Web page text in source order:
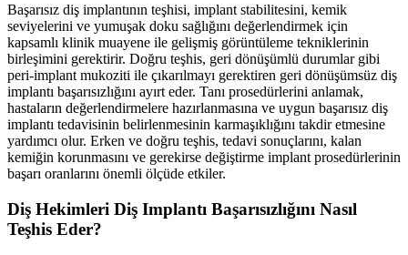
Başarısız diş implantının teşhisi, implant stabilitesini, kemik
seviyelerini ve yumuşak doku sağlığını değerlendirmek için
kapsamlı klinik muayene ile gelişmiş görüntüleme tekniklerinin
birleşimini gerektirir. Doğru teşhis, geri dönüşümlü durumlar gibi
peri-implant mukoziti ile çıkarılmayı gerektiren geri dönüşümsüz diş
implantı başarısızlığını ayırt eder. Tanı prosedürlerini anlamak,
hastaların değerlendirmelere hazırlanmasına ve uygun başarısız diş
implantı tedavisinin belirlenmesinin karmaşıklığını takdir etmesine
yardımcı olur. Erken ve doğru teşhis, tedavi sonuçlarını, kalan
kemiğin korunmasını ve gerekirse değiştirme implant prosedürlerinin
başarı oranlarını önemli ölçüde etkiler.
Diş Hekimleri Diş Implantı Başarısızlığını Nasıl
Teşhis Eder?